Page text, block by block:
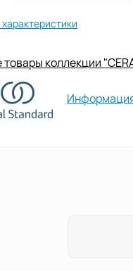
товары коллекции